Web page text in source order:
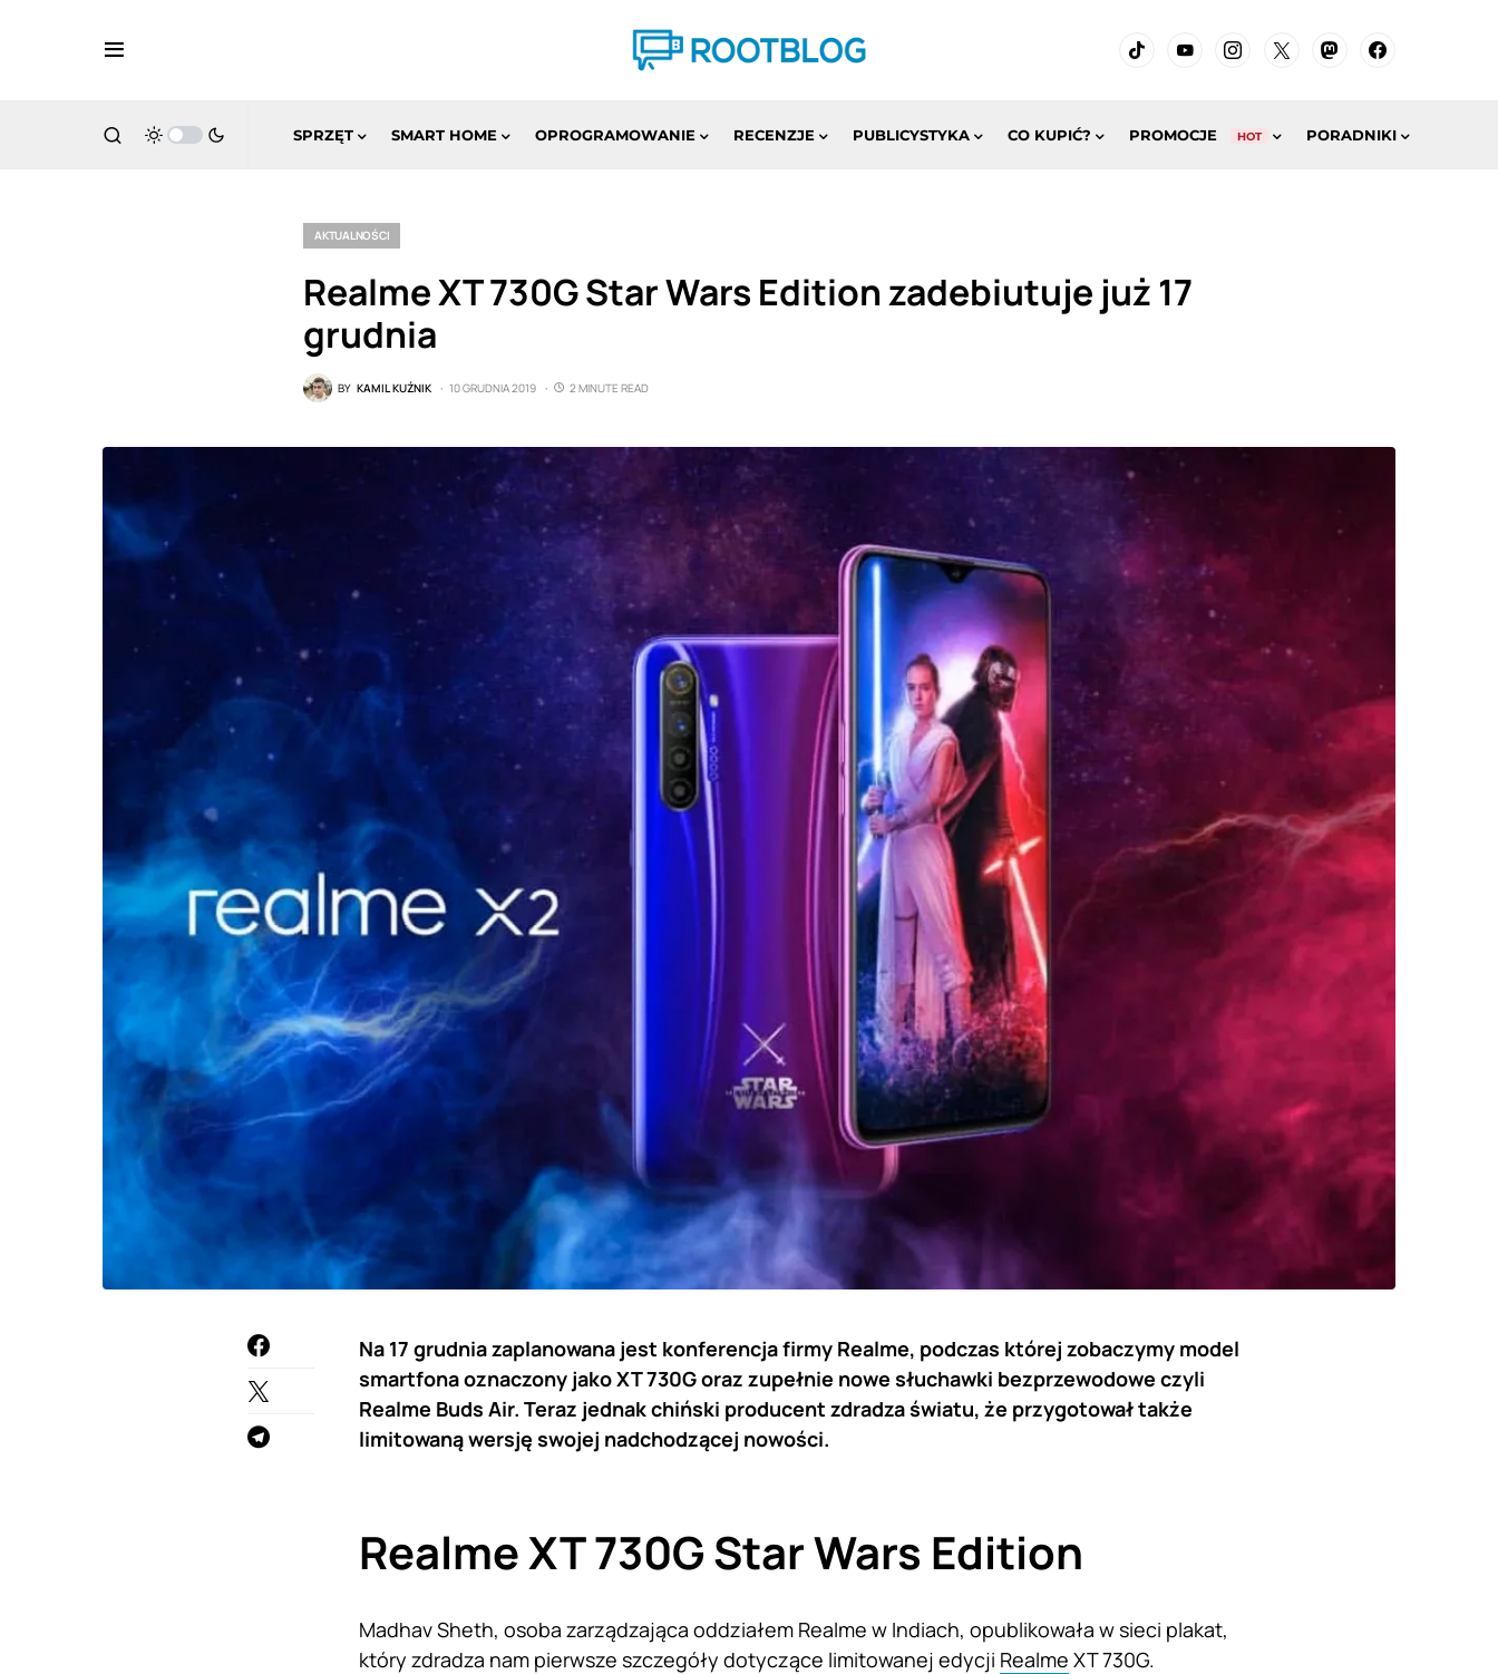
SPRZĘT SMART HOME OPROGRAMOWANIE RECENZJE PUBLICYSTYKA CO KUPIĆ? PROMOCJE HOT PORADNIKI
AKTUALNOŚCI
Realme XT 730G Star Wars Edition zadebiutuje już 17
grudnia
BY KAMIL KUŹNIK 10 GRUDNIA 2019 2 MINUTE READ
Na 17 grudnia zaplanowana jest konferencja firmy Realme, podczas której zobaczymy model
smartfona oznaczony jako XT 730G oraz zupełnie nowe słuchawki bezprzewodowe czyli
Realme Buds Air. Teraz jednak chiński producent zdradza światu, że przygotował także
limitowaną wersję swojej nadchodzącej nowości.
Realme XT 730G Star Wars Edition
Madhav Sheth, osoba zarządzająca oddziałem Realme w Indiach, opublikowała w sieci plakat,
który zdradza nam pierwsze szczegóły dotyczące limitowanej edycji Realme XT 730G.